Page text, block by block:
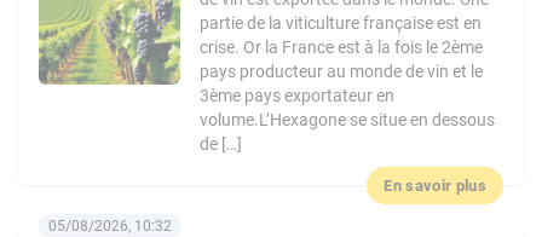
partie de la viticulture française est en
crise. Or la France est à la fois le 2ème
pays producteur au monde de vin et le
3ème pays exportateur en
volume.L’Hexagone se situe en dessous
de […]
En savoir plus
05/08/2026, 10:32